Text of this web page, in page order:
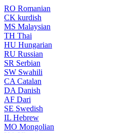
RO Romanian
CK kurdish
MS Malaysian
TH Thai
HU Hungarian
RU Russian
SR Serbian
SW Swahili
CA Catalan
DA Danish
AF Dari
SE Swedish
IL Hebrew
MO Mongolian